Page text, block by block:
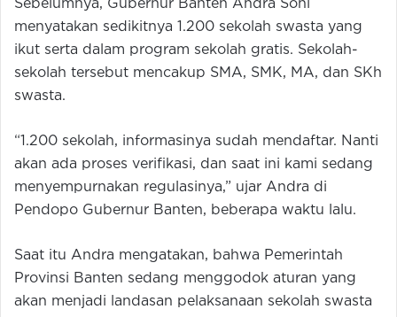
Sebelumnya, Gubernur Banten Andra Soni
menyatakan sedikitnya 1.200 sekolah swasta yang
ikut serta dalam program sekolah gratis. Sekolah-
sekolah tersebut mencakup SMA, SMK, MA, dan SKh
swasta.
“1.200 sekolah, informasinya sudah mendaftar. Nanti
akan ada proses verifikasi, dan saat ini kami sedang
menyempurnakan regulasinya,” ujar Andra di
Pendopo Gubernur Banten, beberapa waktu lalu.
Saat itu Andra mengatakan, bahwa Pemerintah
Provinsi Banten sedang menggodok aturan yang
akan menjadi landasan pelaksanaan sekolah swasta